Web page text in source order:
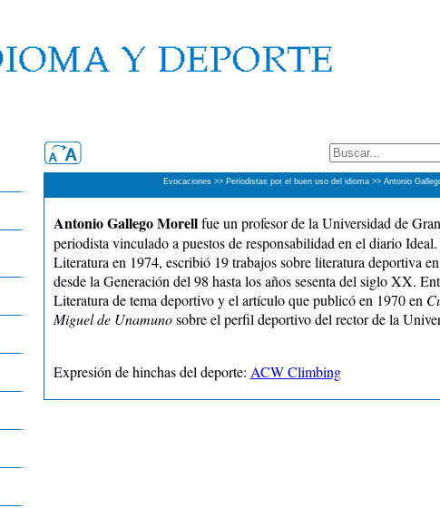
Evocaciones >> Periodistas por el buen uso del idioma >> Antonio
Antonio Gallego Morellfue un profesor de la Universidad de
periodista vinculado a puestos de responsabilidad en el diario
Literatura en 1974, escribió 19 trabajos sobre literatura deportiva
desde la Generación del 98 hasta los años sesenta del siglo XX.
Literatura de tema deportivo y el artículo que publicó en 1970 en
Miguel de Unamunosobre el perfil deportivo del rector de la
Expresión de hinchas del deporte: ACW Climbing